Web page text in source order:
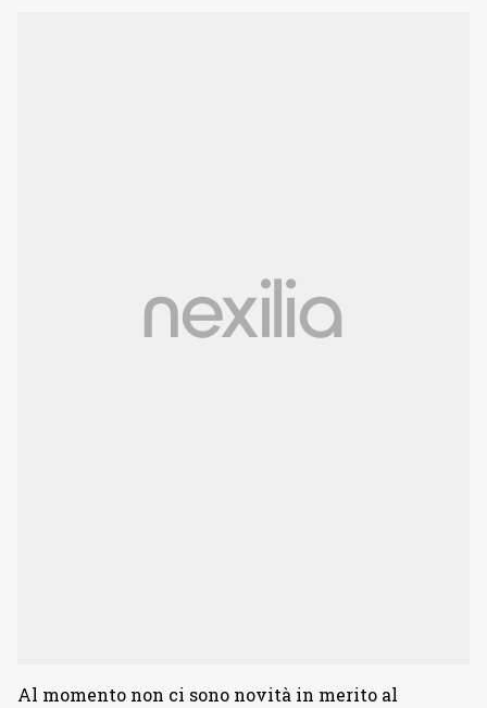
Al momento non ci sono novità in merito al